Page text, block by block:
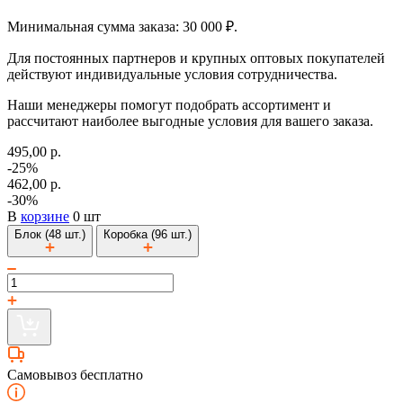
Минимальная сумма заказа: 30 000 ₽.
Для постоянных партнеров и крупных оптовых покупателей
действуют индивидуальные условия сотрудничества.
Наши менеджеры помогут подобрать ассортимент и
рассчитают наиболее выгодные условия для вашего заказа.
495,00 р.
-25%
462,00 р.
-30%
В корзине 0 шт
Блок (48 шт.) Коробка (96 шт.)
Самовывоз бесплатно